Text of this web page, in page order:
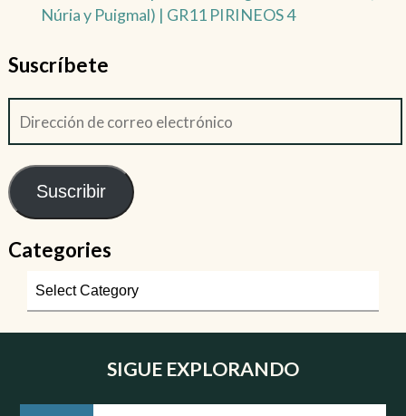
Núria y Puigmal) | GR11 PIRINEOS 4
Suscríbete
Suscribir
Categories
SIGUE EXPLORANDO